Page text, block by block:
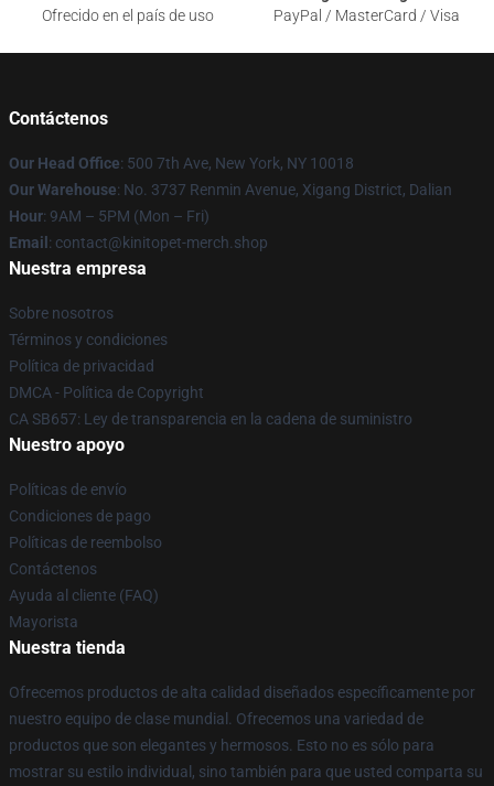
Ofrecido en el país de uso
PayPal / MasterCard / Visa
Contáctenos
Our Head Office: 500 7th Ave, New York, NY 10018
Our Warehouse: No. 3737 Renmin Avenue, Xigang District, Dalian
Hour: 9AM – 5PM (Mon – Fri)
Email : contact@kinitopet-merch.shop
Nuestra empresa
Sobre nosotros
Términos y condiciones
Política de privacidad
DMCA - Política de Copyright
CA SB657: Ley de transparencia en la cadena de suministro
Nuestro apoyo
Políticas de envío
Condiciones de pago
Políticas de reembolso
Contáctenos
Ayuda al cliente (FAQ)
Mayorista
Nuestra tienda
Ofrecemos productos de alta calidad diseñados específicamente por
nuestro equipo de clase mundial. Ofrecemos una variedad de
productos que son elegantes y hermosos. Esto no es sólo para
mostrar su estilo individual, sino también para que usted comparta su